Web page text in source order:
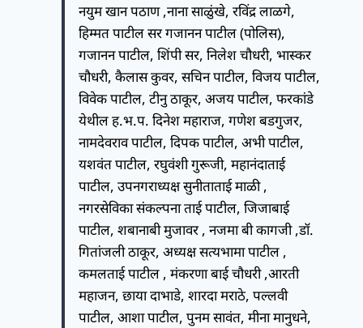
नयुम खान पठाण ,नाना साळुंखे, रविंद्र लाळगे,
हिम्मत पाटील सर गजानन पाटील (पोलिस),
गजानन पाटील, शिंपी सर, निलेश चौधरी, भास्कर
चौधरी, कैलास कुवर, सचिन पाटील, विजय पाटील,
विवेक पाटील, टीनु ठाकूर, अजय पाटील, फरकांडे
येथील ह.भ.प. दिनेश महाराज, गणेश बडगुजर,
नामदेवराव पाटील, दिपक पाटील, अभी पाटील,
यशवंत पाटील, रघुवंशी गुरूजी, महानंदाताई
पाटील, उपनगराध्यक्ष सुनीताताई माळी ,
नगरसेविका संकल्पना ताई पाटील, जिजाबाई
पाटील, शबानाबी मुजावर , नजमा बी कागजी ,डॉ.
गितांजली ठाकूर, अध्यक्ष सत्यभामा पाटील ,
कमलताई पाटील , मंकरणा बाई चौधरी ,आरती
महाजन, छाया दाभाडे, शारदा मराठे, पल्लवी
पाटील, आशा पाटील, पुनम सावंत, मीना मानुधने,